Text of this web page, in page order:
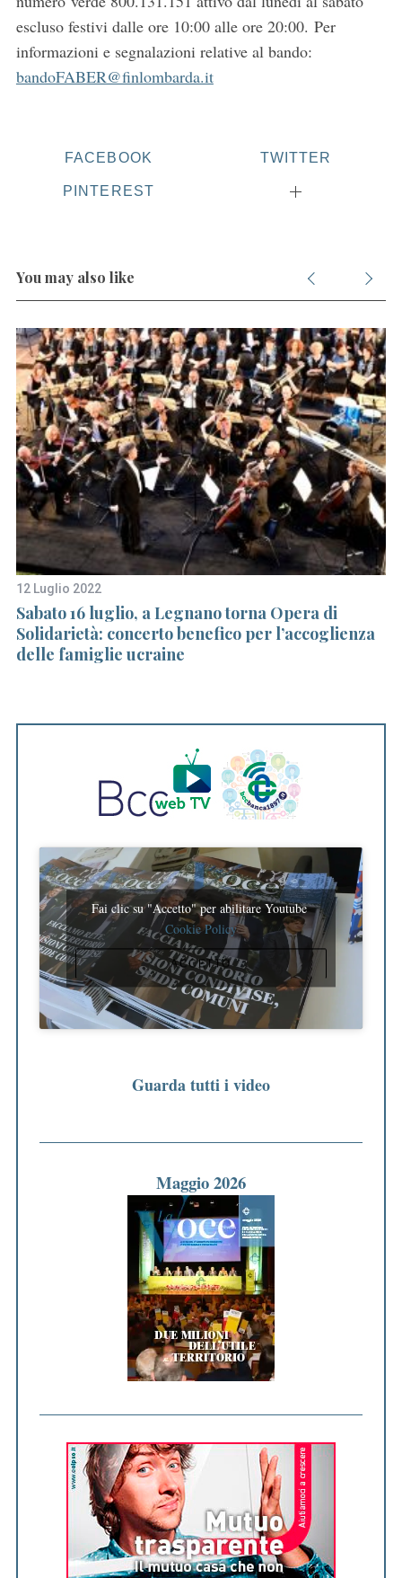
escluso festivi dalle ore 10:00 alle ore 20:00. Per
informazioni e segnalazioni relative al bando:
bandoFABER@finlombarda.it
FACEBOOK TWITTER
PINTEREST
You may also like
12 Luglio 2022
Sabato 16 luglio, a Legnano torna Opera di
Solidarietà: concerto benefico per l’accoglienza
delle famiglie ucraine
Fai clic su "Accetto" per abilitare Youtube
Cookie Policy
ACCETTO
Guarda tutti i video
Maggio 2026
o
r
: